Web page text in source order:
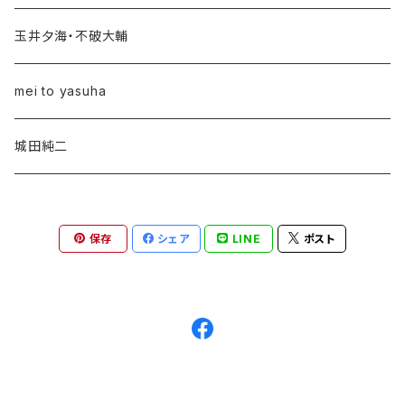
中川五郎
早川義夫
佐渡山豊
玉井夕海・不破大輔
mei to yasuha
城田純二
保存 シェア LINE ポスト